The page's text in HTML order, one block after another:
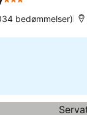
3 Stjerner
bedømmelser)